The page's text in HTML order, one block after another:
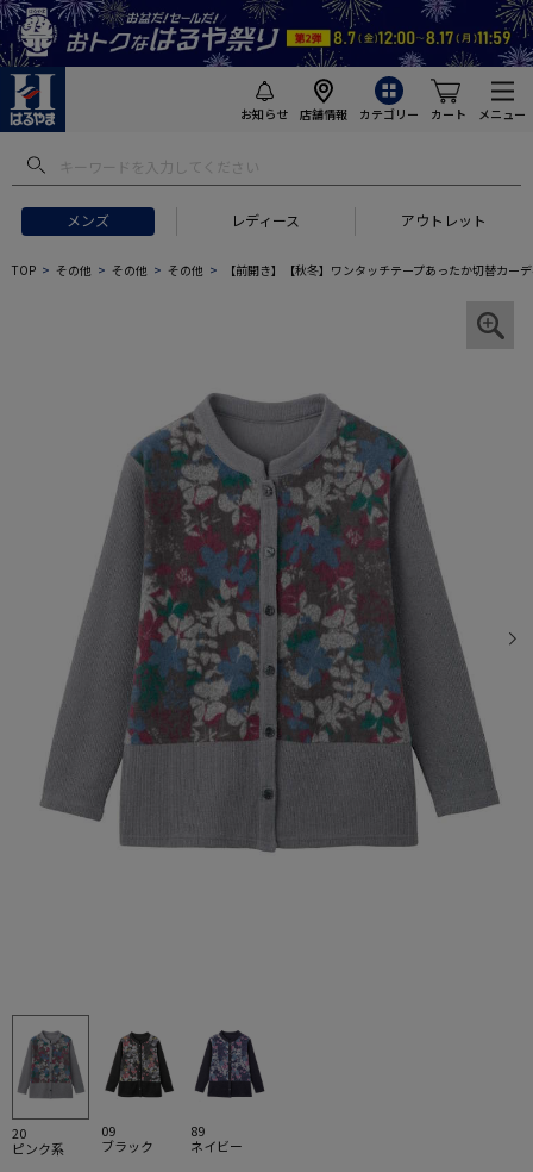
お知らせ 店舗情報 カテゴリー カート メニュー
メンズ レディース アウトレット
TOP その他 その他 その他 【前開き】【秋冬】ワンタッチテープあったか切替カ
20
ピンク系
09
ブラック
89
ネイビー